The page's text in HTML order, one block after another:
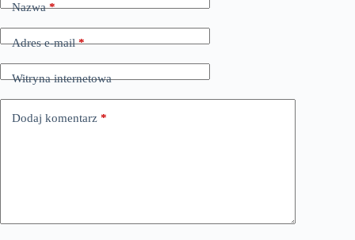
Nazwa*
Adres e-mail*
Witryna internetowa
Dodaj komentarz *